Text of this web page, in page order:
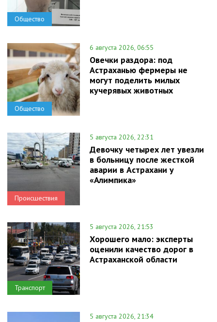
Общество
Общество
6 августа 2026, 06:55
Овечки раздора: под
Астраханью фермеры не
могут поделить милых
кучерявых животных
Происшествия
5 августа 2026, 22:31
Девочку четырех лет увезли
в больницу после жесткой
аварии в Астрахани у
«Алимпика»
Транспорт
5 августа 2026, 21:53
Хорошего мало: эксперты
оценили качество дорог в
Астраханской области
5 августа 2026, 21:34